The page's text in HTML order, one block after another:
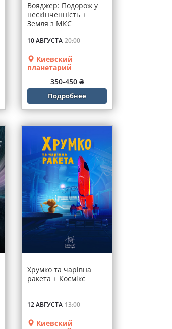
Вояджер: Подорож у
нескінченність +
Земля з МКС
10 АВГУСТА 20:00
Киевский
планетарий
350-450 ₴
Подробнее
Хрумко та чарівна
ракета + Космікс
12 АВГУСТА 13:00
Киевский